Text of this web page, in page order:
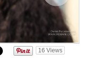
16 Views